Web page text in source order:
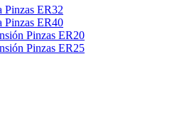
Pinzas ER32
Pinzas ER40
Pinzas ER20
Pinzas ER25